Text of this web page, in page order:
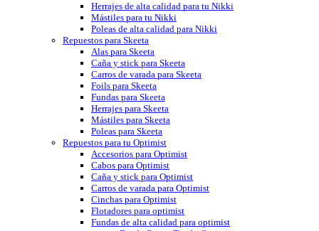
Herrajes de alta calidad para tu Nikki
Mástiles para tu Nikki
Poleas de alta calidad para Nikki
Repuestos para Skeeta
Alas para Skeeta
Caña y stick para Skeeta
Carros de varada para Skeeta
Foils para Skeeta
Fundas para Skeeta
Herrajes para Skeeta
Mástiles para Skeeta
Poleas para Skeeta
Repuestos para tu Optimist
Accesorios para Optimist
Cabos para Optimist
Caña y stick para Optimist
Carros de varada para Optimist
Cinchas para Optimist
Flotadores para optimist
Fundas de alta calidad para optimist